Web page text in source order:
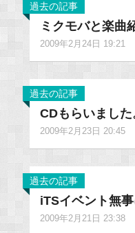
過去の記事
ミクモバと楽曲
2009年2月24日 19:21
過去の記事
CDもらいました
2009年2月23日 20:45
過去の記事
iTSイベント無
2009年2月21日 23:38